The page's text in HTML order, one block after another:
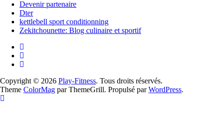
Devenir partenaire
Dter
kettlebell sport conditionning
Zekitchounette: Blog culinaire et sportif
Copyright © 2026 Play-Fitness. Tous droits réservés.
Theme ColorMag par ThemeGrill. Propulsé parWordPress.